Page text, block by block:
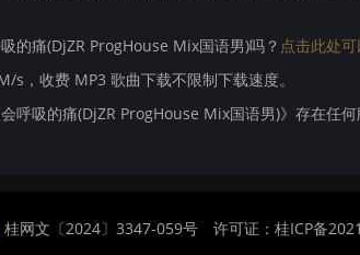
的痛(DjZR ProgHouse Mix国语男)吗？ 点击此处
s，收费 MP3 歌曲下载不限制下载速度。
呼吸的痛(DjZR ProgHouse Mix国语男)》存在任
桂网文〔2024〕3347-059号
许可证：桂ICP备